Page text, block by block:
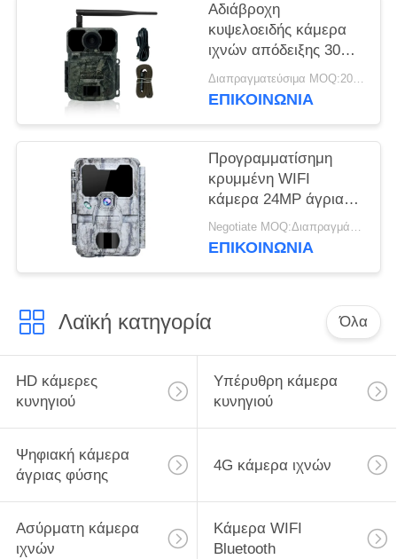
Αδιάβροχη
κυψελοειδής κάμερα
ιχνών απόδειξης 30MP
σκόνης καμερών
ιχνών αισθητήρων 4G
Διαπραγματεύσιμα MOQ:20pcs
ΕΠΙΚΟΙΝΩΝΙΑ
Προγραμματίσημη
κρυμμένη WIFI
κάμερα 24MP άγριας
φύσης με την επίδειξη
LCD
Negotiate MOQ:Διαπραγμάτευση
ΕΠΙΚΟΙΝΩΝΙΑ
Λαϊκή κατηγορία Όλα
HD κάμερες
κυνηγιού
Υπέρυθρη κάμερα
κυνηγιού
Ψηφιακή κάμερα
άγριας φύσης
4G κάμερα ιχνών
Ασύρματη κάμερα
ιχνών
Κάμερα WIFI
Bluetooth